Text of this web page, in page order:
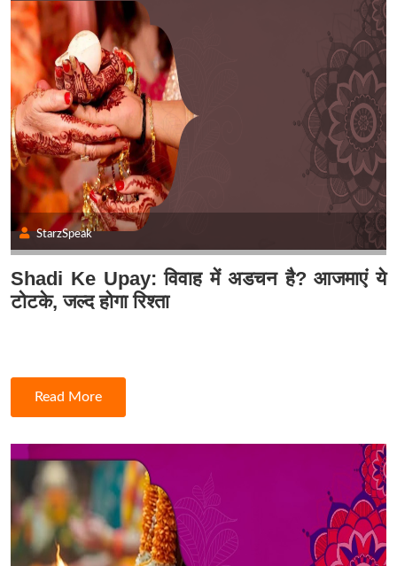
StarzSpeak
Shadi Ke Upay: विवाह में अडचन है? आजमाएं ये
टोटके, जल्द होगा रिश्ता
Read More